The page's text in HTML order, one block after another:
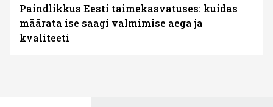
Paindlikkus Eesti taimekasvatuses: kuidas
määrata ise saagi valmimise aega ja
kvaliteeti